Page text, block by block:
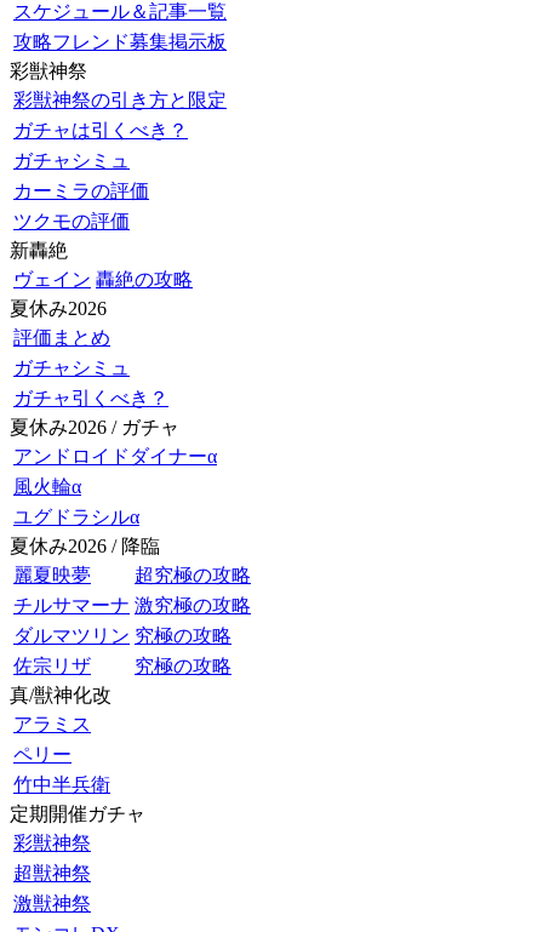
スケジュール＆記事一覧
攻略フレンド募集掲示板
彩獣神祭
彩獣神祭の引き方と限定
ガチャは引くべき？
ガチャシミュ
カーミラの評価
ツクモの評価
新轟絶
ヴェイン 轟絶の攻略
夏休み2026
評価まとめ
ガチャシミュ
ガチャ引くべき？
夏休み2026 / ガチャ
アンドロイドダイナーα
風火輪α
ユグドラシルα
夏休み2026 / 降臨
麗夏映夢
超究極の攻略
チルサマーナ 激究極の攻略
ダルマツリン 究極の攻略
佐宗リザ
究極の攻略
真/獣神化改
アラミス
ペリー
竹中半兵衛
定期開催ガチャ
彩獣神祭
超獣神祭
激獣神祭